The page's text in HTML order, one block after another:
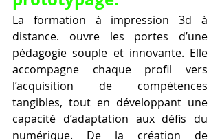
La formation à impression 3d à
distance. ouvre les portes d’une
pédagogie souple et innovante. Elle
accompagne chaque profil vers
l’acquisition de compétences
tangibles, tout en développant une
capacité d’adaptation aux défis du
numérique. De la création de